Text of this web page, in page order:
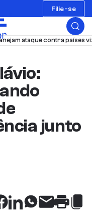
Filie-se
países vizinhos em 48h;
junto